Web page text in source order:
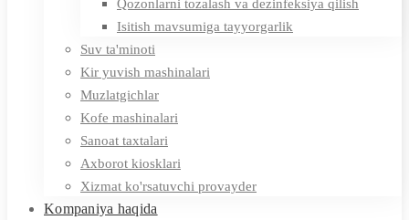
Qozonlarni tozalash va dezinfeksiya qilish
Isitish mavsumiga tayyorgarlik
Suv ta'minoti
Kir yuvish mashinalari
Muzlatgichlar
Kofe mashinalari
Sanoat taxtalari
Axborot kiosklari
Xizmat ko'rsatuvchi provayder
Kompaniya haqida